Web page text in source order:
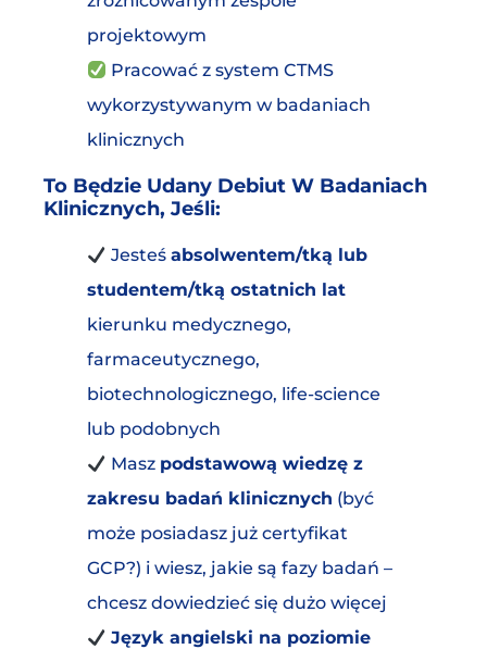
projektowym
Pracować z system CTMS
wykorzystywanym w badaniach
klinicznych
To Będzie Udany Debiut W Badaniach
Klinicznych, Jeśli:
Jesteśabsolwentem/tką lub
studentem/tką ostatnich lat
kierunku medycznego,
farmaceutycznego,
biotechnologicznego, life-science
lub podobnych
Masz podstawową wiedzę z
zakresu badań klinicznych (być
może posiadasz już certyfikat
GCP?) i wiesz, jakie są fazy badań –
chcesz dowiedzieć się dużo więcej
Język angielski na poziomie